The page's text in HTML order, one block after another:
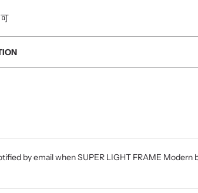
n
by email when SUPER LIGHT FRAME Modern